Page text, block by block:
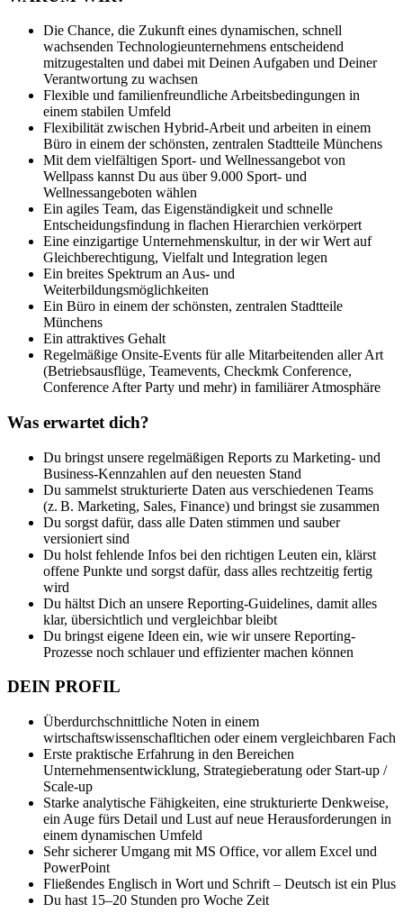
Die Chance, die Zukunft eines dynamischen, schnell
wachsenden Technologieunternehmens entscheidend
mitzugestalten und dabei mit Deinen Aufgaben und Deiner
Verantwortung zu wachsen
Flexible und familienfreundliche Arbeitsbedingungen in
einem stabilen Umfeld
Flexibilität zwischen Hybrid-Arbeit und arbeiten in einem
Büro in einem der schönsten, zentralen Stadtteile Münchens
Mit dem vielfältigen Sport- und Wellnessangebot von
Wellpass kannst Du aus über 9.000 Sport- und
Wellnessangeboten wählen
Ein agiles Team, das Eigenständigkeit und schnelle
Entscheidungsfindung in flachen Hierarchien verkörpert
Eine einzigartige Unternehmenskultur, in der wir Wert auf
Gleichberechtigung, Vielfalt und Integration legen
Ein breites Spektrum an Aus- und
Weiterbildungsmöglichkeiten
Ein Büro in einem der schönsten, zentralen Stadtteile
Münchens
Ein attraktives Gehalt
Regelmäßige Onsite-Events für alle Mitarbeitenden aller Art
(Betriebsausflüge, Teamevents, Checkmk Conference,
Conference After Party und mehr) in familiärer Atmosphäre
Was erwartet dich?
Du bringst unsere regelmäßigen Reports zu Marketing- und
Business-Kennzahlen auf den neuesten Stand
Du sammelst strukturierte Daten aus verschiedenen Teams
(z. B. Marketing, Sales, Finance) und bringst sie zusammen
Du sorgst dafür, dass alle Daten stimmen und sauber
versioniert sind
Du holst fehlende Infos bei den richtigen Leuten ein, klärst
offene Punkte und sorgst dafür, dass alles rechtzeitig fertig
wird
Du hältst Dich an unsere Reporting-Guidelines, damit alles
klar, übersichtlich und vergleichbar bleibt
Du bringst eigene Ideen ein, wie wir unsere Reporting-
Prozesse noch schlauer und effizienter machen können
DEIN PROFIL
Überdurchschnittliche Noten in einem
wirtschaftswissenschafltichen oder einem vergleichbaren Fach
Erste praktische Erfahrung in den Bereichen
Unternehmensentwicklung, Strategieberatung oder Start-up /
Scale-up
Starke analytische Fähigkeiten, eine strukturierte Denkweise,
ein Auge fürs Detail und Lust auf neue Herausforderungen in
einem dynamischen Umfeld
Sehr sicherer Umgang mit MS Office, vor allem Excel und
PowerPoint
Fließendes Englisch in Wort und Schrift – Deutsch ist ein Plus
Du hast 15–20 Stunden pro Woche Zeit